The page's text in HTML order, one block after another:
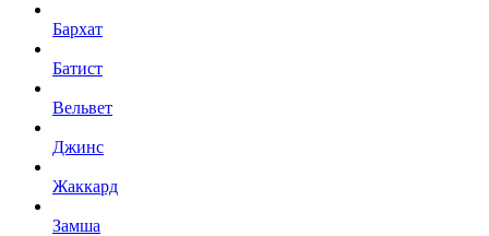
Бархат
Батист
Вельвет
Джинс
Жаккард
Замша